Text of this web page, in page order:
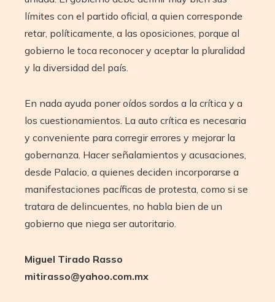
límites con el partido oficial, a quien corresponde
retar, políticamente, a las oposiciones, porque al
gobierno le toca reconocer y aceptar la pluralidad
y la diversidad del país.
En nada ayuda poner oídos sordos a la crítica y a
los cuestionamientos. La auto crítica es necesaria
y conveniente para corregir errores y mejorar la
gobernanza. Hacer señalamientos y acusaciones,
desde Palacio, a quienes deciden incorporarse a
manifestaciones pacíficas de protesta, como si se
tratara de delincuentes, no habla bien de un
gobierno que niega ser autoritario.
Miguel Tirado Rasso
mitirasso@yahoo.com.mx